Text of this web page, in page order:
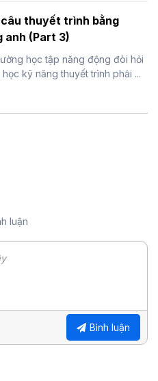
câu thuyết trình bằng
anh (Part 3)
học tập năng động đòi hỏi
kỹ năng thuyết trình phải ...
luận
Bình luận